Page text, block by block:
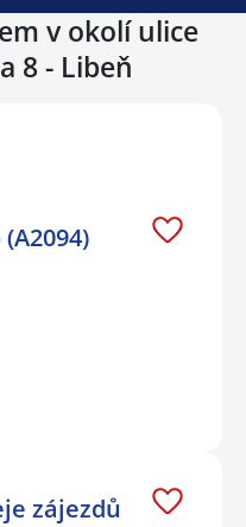
v okolí ulice
8 - Libeň
zájezdů